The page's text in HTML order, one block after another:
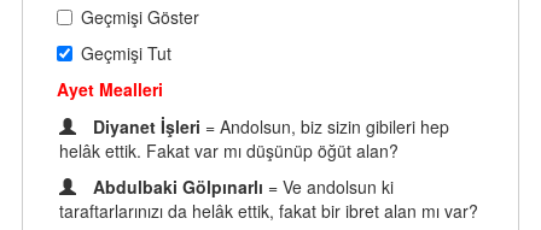
Geçmişi Göster
Geçmişi Tut
Ayet Mealleri
Diyanet İşleri = Andolsun, biz sizin gibileri hep
helâk ettik. Fakat var mı düşünüp öğüt alan?
Abdulbaki Gölpınarlı = Ve andolsun ki
taraftarlarınızı da helâk ettik, fakat bir ibret alan mı var?